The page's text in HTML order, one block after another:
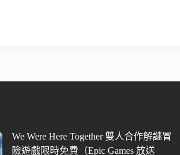
We Were Here Together 雙人合作解謎冒
險遊戲限時免費（Epic Games 放送